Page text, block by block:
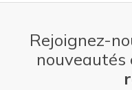
Rejoignez-
nouveautés